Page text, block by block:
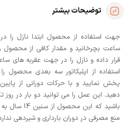
توضیحات بیشتر
جهت استفاده از محصول ابتدا نازل را
ساعت بچرخانید و مقدار کافی از محصول
قرار داده و نازل را در جهت عقربه های
استفاده از اپلیکاتور سه بعدی محصول
پخش نمایید و با حرکات دورانی از
دهید. این عمل را می توانید دو بار در روز
باشید که این
منع مصرفی در دوران بارداری و شیردهی